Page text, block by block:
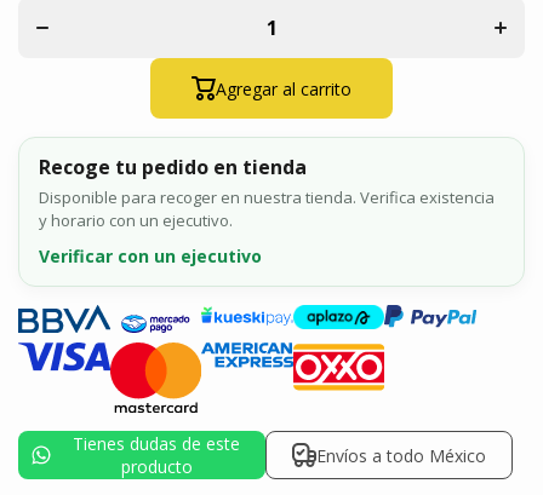
Para 2
Etiquetas
Blanco
Para
Agregar al carrito
Recoge tu pedido en tienda
Disponible para recoger en nuestra tienda. Verifica existencia
y horario con un ejecutivo.
Verificar con un ejecutivo
Tienes dudas de este
producto
Envíos a todo México